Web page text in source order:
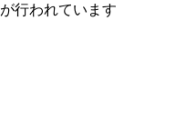
が行われています